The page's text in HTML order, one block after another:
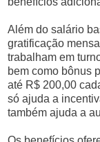
Além do salário
gratificação
trabalham em
bem como bônus
até R$ 200,00
só ajuda a
também ajuda a